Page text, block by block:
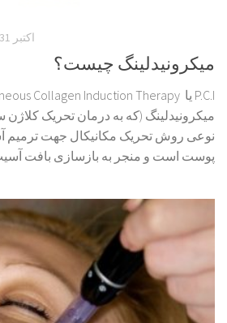
اکتبر 31, 2016
میکرونیدلینگ چیست؟
میکرونیدلینگ (که به درمان تحریک
نوعی روش تحریک مکانیکال جهت ترمیم
پوست است و منجر به بازسازی بافت آسیب